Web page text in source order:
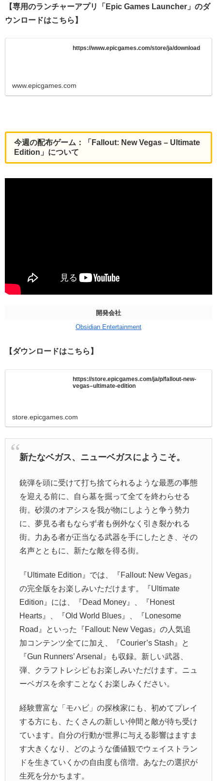
【専用のランチャーアプリ「Epic Games Launcher」のダ
ウンロードはこちら】
https://www.epicgames.com/store/ja/download
www.epicgames.com
今週の配布ゲーム：「Fallout: New Vegas – Ultimate
Edition」 について
開発会社
Obsidian Entertainment
【ダウンロードはこちら】
https://store.epicgames.com/ja/p/fallout-new-
vegas–ultimate-edition
store.epicgames.com
新たなベガス、ニューベガスにようこそ。
銃弾を頭に受けて打ち捨てられるような最悪の事態
を迎える前に、自ら墓を掘って全てを終わらせる
街。砂漠のオアシスを我が物にしようと争う勢力
に、夢見る者もならず者も例外なく引き裂かれる
街。力ある者が正当なる武器を手にしたとき、その
名声とともに、新たな敵を得る街。
『Ultimate Edition』では、『Fallout: New Vegas』
の完全版をお楽しみいただけます。『Ultimate
Edition』には、『Dead Money』、『Honest
Hearts』、『Old World Blues』、『Lonesome
Road』といった『Fallout: New Vegas』の人気追
加コンテンツ全てに加え、『Courier’s Stash』と
『Gun Runners’ Arsenal』も収録。新しい武器、
弾、クラフトレシピもお楽しみいただけます。ニュ
ーベガスを余すことなくお楽しみください。
経験豊富な「モハビ」の探検家にも、初めてプレイ
する方にも、たくさんの新しい仲間と敵が待ち受け
ています。自分の行動が世界に与える影響はますま
す大きくなり、どのような価値観でウェイストラン
ドを生きていくかの自由度も倍増。あなたの選択が
生死を分かちます。